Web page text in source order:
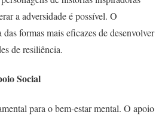
a adversidade é possível. O
formas mais eficazes de desenvolver
de resiliência.
Social
para o bem-estar mental. O apoio